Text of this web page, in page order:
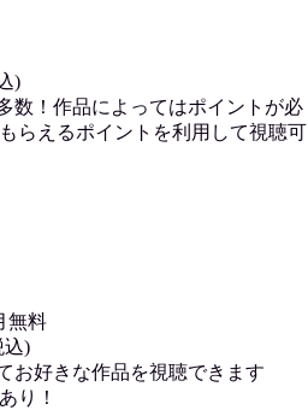
)
！作品によってはポイントが必
らえるポイントを利用して視聴可
無料
込)
お好きな作品を視聴できます
り！